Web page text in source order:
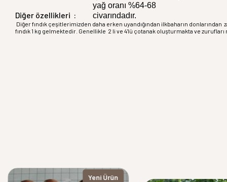
Diğer özellikleri :
yağ oranı %64-68
civarındadır.
Diğer fındık çeşitlerimizden daha erken uyandığından ilkbaharın
fındık 1 kg gelmektedir. Genellikle 2 li ve 4'lü çotanak oluşturmakta ve
Yeni Ürün